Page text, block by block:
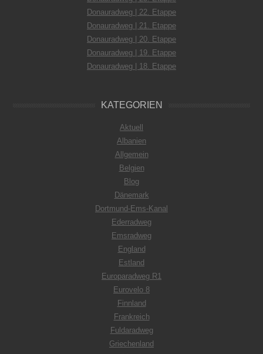
Donauradweg | 22. Etappe
Donauradweg | 21. Etappe
Donauradweg | 20. Etappe
Donauradweg | 19. Etappe
Donauradweg | 18. Etappe
KATEGORIEN
Aktuell
Albanien
Allgemein
Belgien
Blog
Dänemark
Dortmund-Ems-Kanal
Ederradweg
Emsradweg
England
Estland
Europaradweg R1
Eurovelo 8
Finnland
Frankreich
Fuldaradweg
Griechenland